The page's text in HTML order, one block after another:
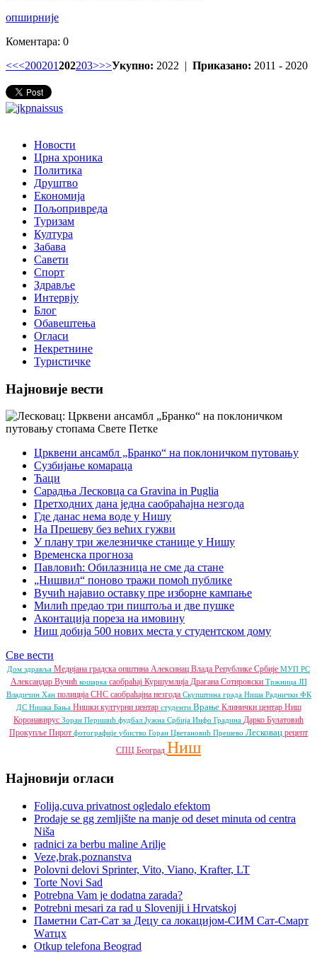
опширније
Коментара: 0
<<<200201202203>>>Укупно: 2022 | Приказано: 2011 - 2020
Новости
Црна хроника
Политика
Друштво
Економија
Пољопривреда
Туризам
Култура
Забава
Савети
Спорт
Здравље
Интервју
Блог
Обавештења
Огласи
Некретнине
Туристичке
Најновије вести
Црквени ансамбл „Бранко“ на поклоничком путовању
Сузбијање комараца
Ћаци
Сарадња Лесковца са Gravina in Puglia
Претходних дана једна саобраћајна незгода
Где данас нема воде у Нишу
На Прешеву без већих гужви
У плану три железничке станице у Нишу
Временска прогноза
Павловић: Обилазница не сме да стане
„Нишвил“ поново тражи помоћ публике
Вучић најавио оставку пре изборне кампање
Милић предао три пиштоља и две пушке
Аконтација пореза на имовину
Ниш добија 500 нових места у студентском дому
Све вести
Дом здравља Медијана градска општина Алексинац Влада Републике Србије МУП РС
Александар Вучић кошарка саобраћај Куршумлија Драгана Сотировски Тржница ЈП
Владичин Хан полиција СНС саобраћајна незгода Скупштина града Ниша Раднички ФК
ДС Нишка Бања Нишки културни центар студенти Врање Клинички центар Ниш
Коронавирус Зоран Перишић фудбал Јужна Србија Инфо Градина Дарко Булатовић
Прокупље Пирот фотографије убиство Горан Цветановић Прешево Лесковац рецепт
СПЦ Београд Ниш
Најновији огласи
Folija,cuva privatnost ogledalo efektom
Prodaje se gg zemljište na manje od deset minuta od centra
Niša
radnici za berbu maline Arilje
Veze,brak,poznanstva
Polovni delovi Sprinter, Vito, Viano, Krafter, LT
Torte Novi Sad
Potrebna Vam je dodatna zarada?
Potrebni mesari za rad u Sloveniji i Hrvatskoj
Паметни Сат-Сат за Децу са локацијом-СИМ Сат-Смарт
Wатцх
Otkup telefona Beograd